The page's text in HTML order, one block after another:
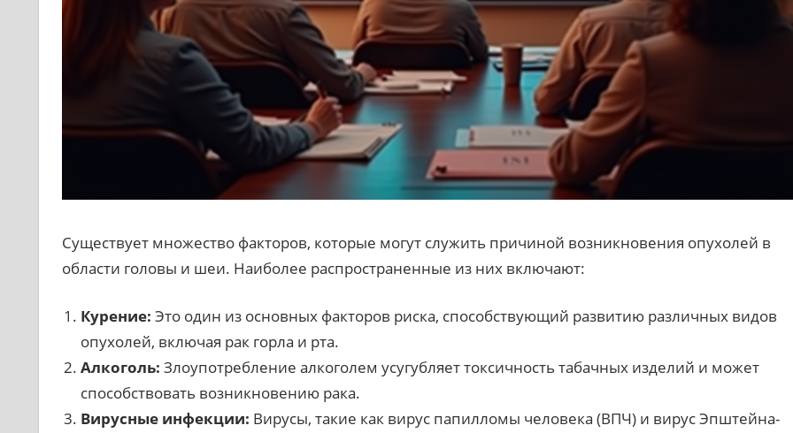
Существует множество факторов, которые могут служить причиной возникновения опухолей в
области головы и шеи. Наиболее распространенные из них включают:
Курение: Это один из основных факторов риска, способствующий развитию различных видов
опухолей, включая рак горла и рта.
Алкоголь: Злоупотребление алкоголем усугубляет токсичность табачных изделий и может
способствовать возникновению рака.
Вирусные инфекции: Вирусы, такие как вирус папилломы человека (ВПЧ) и вирус Эпштейна-